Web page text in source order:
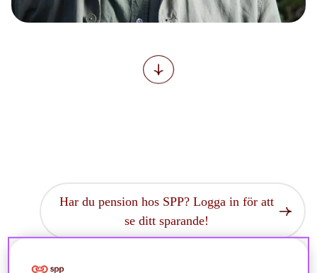
Har du pension hos SPP? Logga in för att
se ditt sparande!